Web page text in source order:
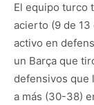
El equipo turco
acierto (9 de
activo en
un Barça que
defensivos que
a más (30-38)